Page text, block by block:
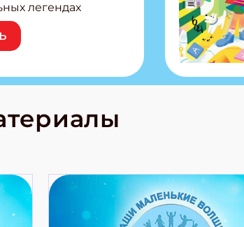
легендах
Внутри:
башкир и
игра
Традиционные
приключения!